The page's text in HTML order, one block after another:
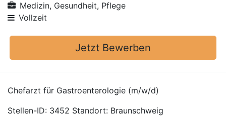
Medizin, Gesundheit, Pflege
Vollzeit
Jetzt Bewerben
Chefarzt für Gastroenterologie (m/w/d)
Stellen-ID: 3452 Standort: Braunschweig